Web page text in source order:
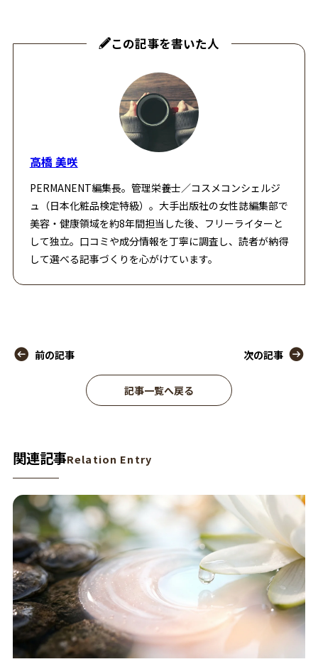
この記事を書いた人
高橋 美咲
PERMANENT編集長。管理栄養士／コスメコンシェルジ
ュ（日本化粧品検定特級）。大手出版社の女性誌編集部で
美容・健康領域を約8年間担当した後、フリーライターと
して独立。口コミや成分情報を丁寧に調査し、読者が納得
して選べる記事づくりを心がけています。
前の記事
記事一覧へ戻る
次の記事
関連記事Relation Entry